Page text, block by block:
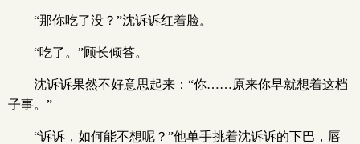
“那你吃了没？”沈诉诉红着脸。
“吃了。”顾长倾答。
沈诉诉果然不好意思起来：“你……原来你早就想着这档
子事。”
“诉诉，如何能不想呢？”他单手挑着沈诉诉的下巴，唇